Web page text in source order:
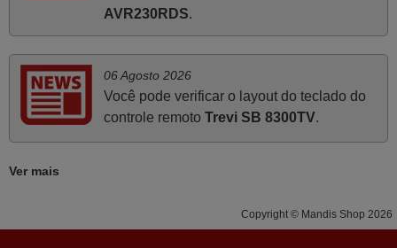
tinham comandos universais mas podiam não funcionar.
Edite,
tive com a vossa Empresa durante a minha encomenda
AVR230RDS.
06 Agosto 2026
Você pode verificar o layout do teclado do
controle remoto Trevi SB 8300TV.
Ver mais
Copyright © Mandis Shop 2026